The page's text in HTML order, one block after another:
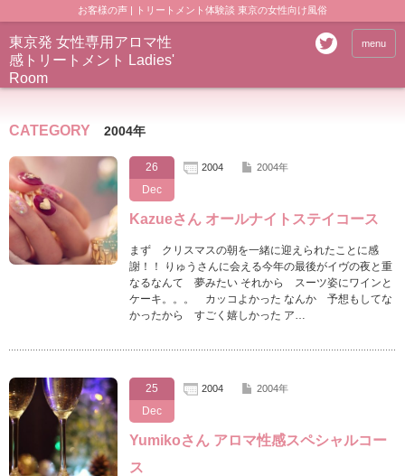
お客様の声 | トリートメント体験談 東京の女性向け風俗
東京発 女性専用アロマ性
感トリートメント Ladies'
Room
menu
CATEGORY 2004年
26
Dec
2004 2004年
Kazueさん オールナイトステイコース
まず クリスマスの朝を一緒に迎えられたことに感
謝！！ りゅうさんに会える今年の最後がイヴの夜と重
なるなんて 夢みたい それから スーツ姿にワインと
ケーキ。。。 カッコよかった なんか 予想もしてな
かったから すごく嬉しかった ア…
25
Dec
2004 2004年
Yumikoさん アロマ性感スペシャルコー
ス